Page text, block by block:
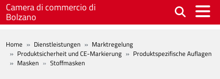
Skip to main content
Camera di commercio di
Bolzano
BREADCRUMB
Home Dienstleistungen
Marktregelung
Produktsicherheit und CE-Markierung
Produktspezifische Auflagen
Masken
Stoffmasken